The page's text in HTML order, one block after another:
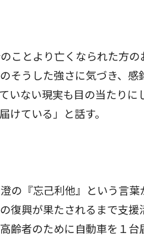
ことより亡くなられた方の
そうした強さに気づき、感
いない現実も目の当たりに
けている」と話す。
の『忘己利他』という言葉
復興が果たされるまで支援
齢者のために自動車を１台